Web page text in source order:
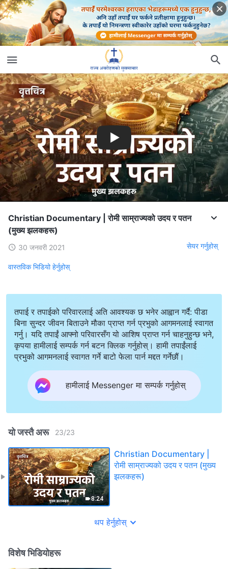
Christian Documentary | रोमी साम्राज्यको उदय र पतन
(मुख्य झलकहरू)
30 जनवरी 2021 सेयर गर्नुहोस्
वास्तविक भिडियो हेर्नुहोस्
तपाई र तपाईको परिवारलाई अति आवश्यक छ भनेर आह्वान गर्दै: पीडा
बिना सुन्दर जीवन बिताउने मौका प्राप्त गर्न प्रभुको आगमनलाई स्वागत
गर्नु। यदि तपाईं आफ्नो परिवारसँग यो आशिष प्राप्त गर्न चाहनुहुन्छ भने,
कृपया हामीलाई सम्पर्क गर्न बटन क्लिक गर्नुहोस्। हामी तपाईंलाई
प्रभुको आगमनलाई स्वागत गर्ने बाटो फेला पार्न मद्दत गर्नेछौं।
हामीलाई Messenger मा सम्पर्क गर्नुहोस्
यो जस्तै अरू 23/23
8:24
Christian Documentary |
रोमी साम्राज्यको उदय र पतन (मुख्य
झलकहरू)
थप हेर्नुहोस्
विशेष भिडियोहरू